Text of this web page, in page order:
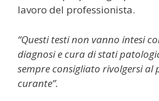
lavoro del professionista.
“Questi testi non vanno intesi
diagnosi e cura di stati
sempre consigliato rivolgersi al
curante”.